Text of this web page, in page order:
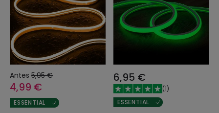
Antes 5,95 €
4,99 €
ESSENTIAL
6,95 €
(1)
ESSENTIAL